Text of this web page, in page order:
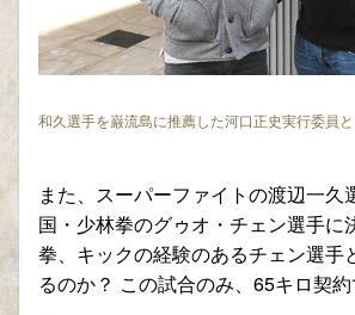
和久選手を巌流島に推薦した河口正史実行委員と
また、スーパーファイトの渡辺一久
国・少林拳のグゥオ・チェン選手に
拳、キックの経験のあるチェン選手
るのか？ この試合のみ、65キロ契約